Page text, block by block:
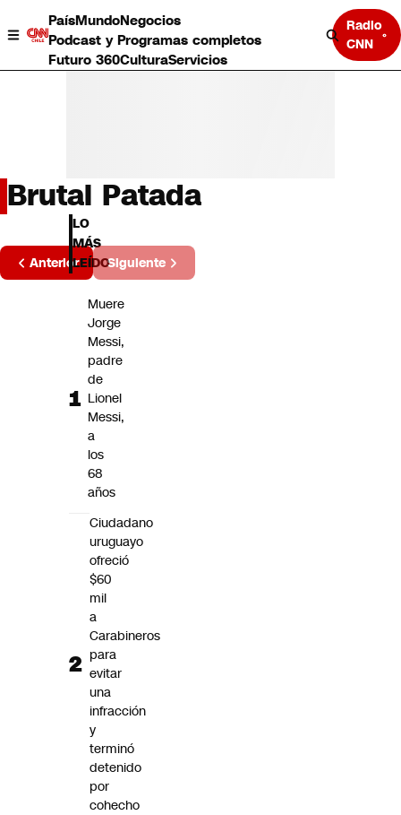
PaísMundoNegocios
Podcast y Programas completos
Futuro 360CulturaServicios
Radio
CNN
Negocios
Deportes
Programas completos
CNN tiempo
Brutal Patada
Página
2 de 1
Anterior Siguiente
LO
MÁS
LEÍDO
Muere
Jorge
Messi,
padre
de
Lionel
Messi,
a
los
68
años
Ciudadano
uruguayo
ofreció
$60
mil
a
Carabineros
para
evitar
una
infracción
y
terminó
detenido
por
cohecho